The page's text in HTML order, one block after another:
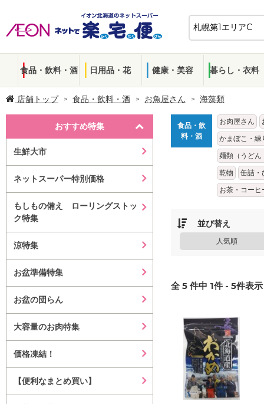
食品・飲料・酒 日用品・花 健康・美容 暮らし・衣料
店舗トップ 食品・飲料・酒 お魚屋さん 海藻類
おすすめ特集
生鮮大市
ネットスーパー特別価格
もしもの備え ローリングストッ
ク特集
涼特集
お盆準備特集
お盆の団らん
大容量のお肉特集
価格凍結！
【便利なまとめ買い】
食品・飲
料・酒
お肉屋さん
かまぼこ・練
麺類（うどん
乾物
缶詰・
お茶・コー
並び替え
人気順
全5 件中 1件 - 5件表